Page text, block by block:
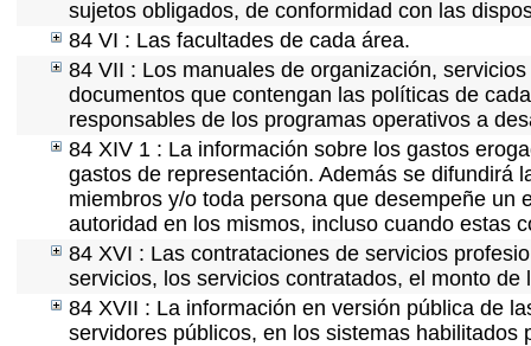
sujetos obligados, de conformidad con las
84 VI : Las facultades de cada área.
84 VII : Los manuales de organización,
documentos que contengan las políticas de
responsables de los programas operativos a
84 XIV 1 : La información sobre los gastos
gastos de representación. Además se difundirá
miembros y/o toda persona que desempeñe
autoridad en los mismos, incluso cuando estas
84 XVI : Las contrataciones de servicios
servicios, los servicios contratados, el monto
84 XVII : La información en versión pública de
servidores públicos, en los sistemas habilitados